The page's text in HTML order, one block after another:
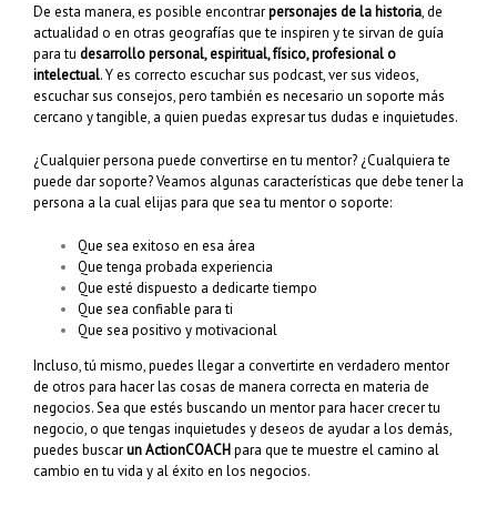
De esta manera, es posible encontrarpersonajes de la historia, de
actualidad o en otras geografías que te inspiren y te sirvan de guía
para tu desarrollo personal, espiritual, físico, profesional o
intelectual. Y es correcto escuchar sus podcast, ver sus videos,
escuchar sus consejos, pero también es necesario un soporte más
cercano y tangible, a quien puedas expresar tus dudas e inquietudes.
¿Cualquier persona puede convertirse en tu mentor? ¿Cualquiera te
puede dar soporte? Veamos algunas características que debe tener la
persona a la cual elijas para que sea tu mentor o soporte:
Que sea exitoso en esa área
Que tenga probada experiencia
Que esté dispuesto a dedicarte tiempo
Que sea confiable para ti
Que sea positivo y motivacional
Incluso, tú mismo, puedes llegar a convertirte en verdadero mentor
de otros para hacer las cosas de manera correcta en materia de
negocios. Sea que estés buscando un mentor para hacer crecer tu
negocio, o que tengas inquietudes y deseos de ayudar a los demás,
puedes buscarun ActionCOACHpara que te muestre el camino al
cambio en tu vida y al éxito en los negocios.